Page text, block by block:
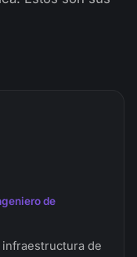
de
infraestructura de